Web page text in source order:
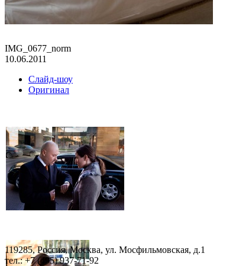
IMG_0677_norm
10.06.2011
Слайд-шоу
Оригинал
119285, Россия, Москва, ул. Мосфильмовская, д.1
тел.: +7 (495) 937-71-92